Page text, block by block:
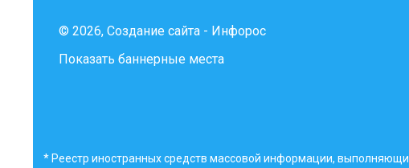
© 2026, Создание сайта - Инфорос
Показать баннерные места
* Реестр иностранных средств массовой информации,